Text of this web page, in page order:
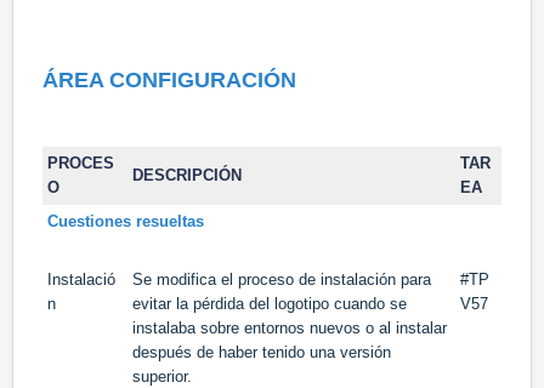
ÁREA CONFIGURACIÓN
PROCES
O
DESCRIPCIÓN
TAR
EA
Cuestiones resueltas
Instalació
n
Se modifica el proceso de instalación para
evitar la pérdida del logotipo cuando se
instalaba sobre entornos nuevos o al instalar
después de haber tenido una versión
superior.
#TP
V57